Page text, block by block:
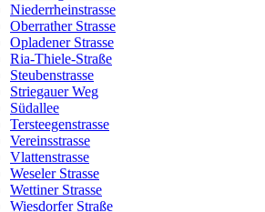
Niederrheinstrasse
Oberrather Strasse
Opladener Strasse
Ria-Thiele-Straße
Steubenstrasse
Striegauer Weg
Südallee
Tersteegenstrasse
Vereinsstrasse
Vlattenstrasse
Weseler Strasse
Wettiner Strasse
Wiesdorfer Straße